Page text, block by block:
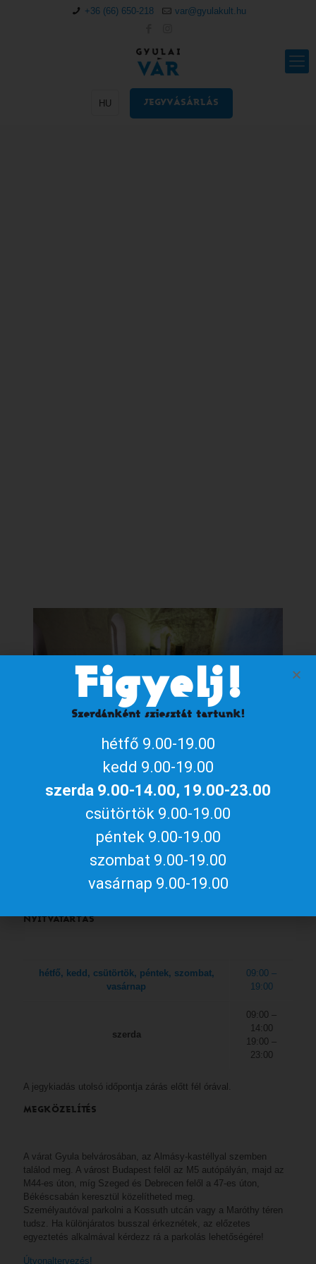
+36 (66) 650-218 var@gyulakult.hu
HU JEGYVÁSÁRLÁS
Aktuális gyulai programokért, irány
agyulakult.hu
NYITVATARTÁS
hétfő, kedd, csütörtök, péntek, szombat,
vasárnap
09:00 –
19:00
szerda
09:00 –
14:00
19:00 –
23:00
A jegykiadás utolsó időpontja zárás előtt fél órával.
MEGKÖZELÍTÉS
A várat Gyula belvárosában, az Almásy-kastéllyal szemben
találod meg. A várost Budapest felől az M5 autópályán, majd az
M44-es úton, míg Szeged és Debrecen felől a 47-es úton,
Békéscsabán keresztül közelítheted meg.
Személyautóval parkolni a Kossuth utcán vagy a Maróthy téren
tudsz. Ha különjáratos busszal érkeznétek, az előzetes
egyeztetés alkalmával kérdezz rá a parkolás lehetőségére!
Útvonaltervezés!
Figyelj!
Szerdánként sziesztát tartunk!
hétfő 9.00-19.00
kedd 9.00-19.00
szerda 9.00-14.00, 19.00-23.00
csütörtök 9.00-19.00
péntek 9.00-19.00
szombat 9.00-19.00
vasárnap 9.00-19.00